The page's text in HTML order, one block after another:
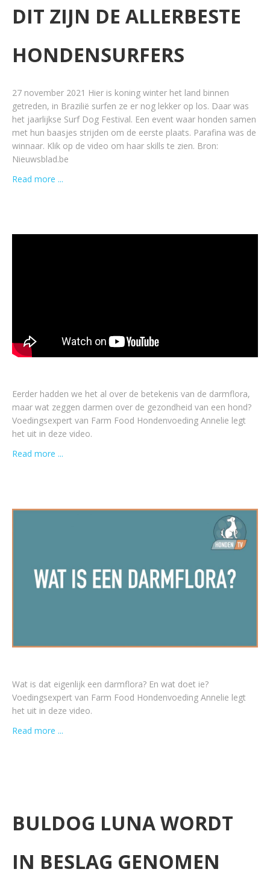
DIT ZIJN DE ALLERBESTE
HONDENSURFERS
27 november 2021 Hier is koning winter het land binnen
getreden, in Brazilië surfen ze er nog lekker op los. Daar was
het jaarlijkse Surf Dog Festival. Een event waar honden samen
met hun baasjes strijden om de eerste plaats. Parafina was de
winnaar. Klik op de video om haar skills te zien. Bron:
Nieuwsblad.be
Read more ...
Eerder hadden we het al over de betekenis van de darmflora,
maar wat zeggen darmen over de gezondheid van een hond?
Voedingsexpert van Farm Food Hondenvoeding Annelie legt
het uit in deze video.
Read more ...
Wat is dat eigenlijk een darmflora? En wat doet ie?
Voedingsexpert van Farm Food Hondenvoeding Annelie legt
het uit in deze video.
Read more ...
BULDOG LUNA WORDT
IN BESLAG GENOMEN